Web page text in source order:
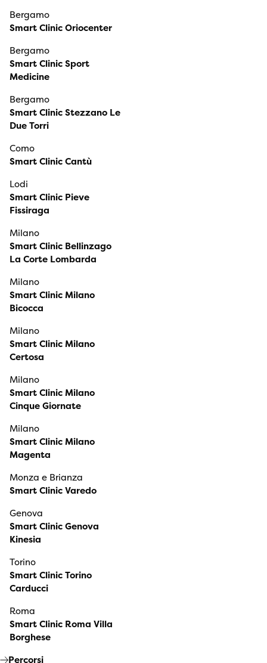
Bergamo
Smart Clinic Oriocenter
Bergamo
Smart Clinic Sport
Medicine
Bergamo
Smart Clinic Stezzano Le
Due Torri
Como
Smart Clinic Cantù
Lodi
Smart Clinic Pieve
Fissiraga
Milano
Smart Clinic Bellinzago
La Corte Lombarda
Milano
Smart Clinic Milano
Bicocca
Milano
Smart Clinic Milano
Certosa
Milano
Smart Clinic Milano
Cinque Giornate
Milano
Smart Clinic Milano
Magenta
Monza e Brianza
Smart Clinic Varedo
Genova
Smart Clinic Genova
Kinesia
Torino
Smart Clinic Torino
Carducci
Roma
Smart Clinic Roma Villa
Borghese
Percorsi